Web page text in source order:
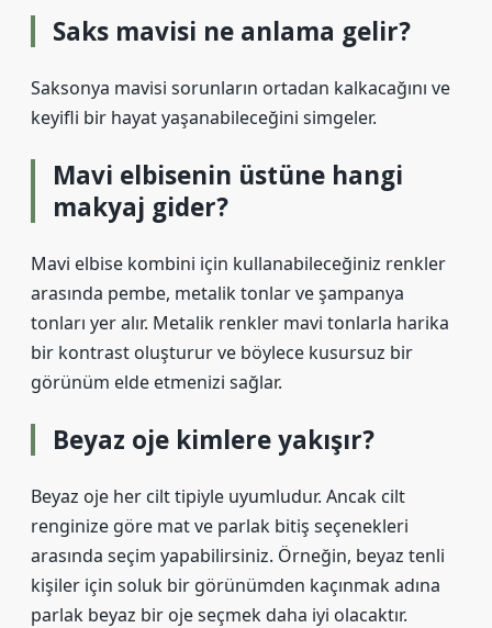
Saks mavisi ne anlama gelir?
Saksonya mavisi sorunların ortadan kalkacağını ve
keyifli bir hayat yaşanabileceğini simgeler.
Mavi elbisenin üstüne hangi
makyaj gider?
Mavi elbise kombini için kullanabileceğiniz renkler
arasında pembe, metalik tonlar ve şampanya
tonları yer alır. Metalik renkler mavi tonlarla harika
bir kontrast oluşturur ve böylece kusursuz bir
görünüm elde etmenizi sağlar.
Beyaz oje kimlere yakışır?
Beyaz oje her cilt tipiyle uyumludur. Ancak cilt
renginize göre mat ve parlak bitiş seçenekleri
arasında seçim yapabilirsiniz. Örneğin, beyaz tenli
kişiler için soluk bir görünümden kaçınmak adına
parlak beyaz bir oje seçmek daha iyi olacaktır.